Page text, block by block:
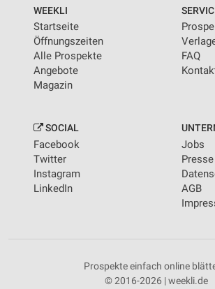
WEEKLI
Startseite
Öffnungszeiten
Alle Prospekte
Angebote
Magazin
FAQ
SOCIAL
Facebook
Twitter
Instagram
LinkedIn
Jobs
Presse
AGB
Prospekte einfach online
© 2016-2026 | weekli.de